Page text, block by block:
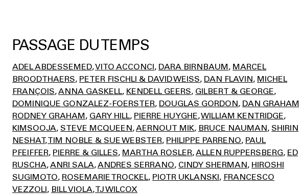
PASSAGE DU TEMPS
ADEL ABDESSEMED VITO ACCONCI DARA BIRNBAUM MARCEL
BROODTHAERS PETER FISCHLI & DAVID WEISS DAN FLAVIN MICHEL
FRANÇOIS ANNA GASKELL KENDELL GEERS GILBERT & GEORGE
DOMINIQUE GONZALEZ-FOERSTER DOUGLAS GORDON DAN GRAHAM
RODNEY GRAHAM GARY HILL PIERRE HUYGHE WILLIAM KENTRIDGE
KIMSOOJA STEVE MCQUEEN AERNOUT MIK BRUCE NAUMAN SHIRIN
NESHAT TIM NOBLE & SUE WEBSTER PHILIPPE PARRENO PAUL
PFEIFFER PIERRE & GILLES MARTHA ROSLER ALLEN RUPPERSBERG ED
RUSCHA ANRI SALA ANDRES SERRANO CINDY SHERMAN HIROSHI
SUGIMOTO ROSEMARIE TROCKEL PIOTR UKLANSKI FRANCESCO
VEZZOLI BILL VIOLA TJ WILCOX